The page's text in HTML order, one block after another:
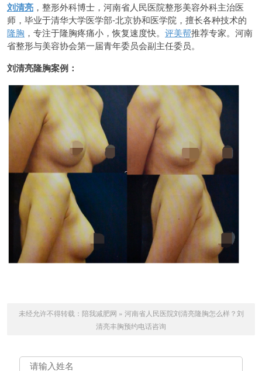
刘清亮 ，整形外科博士，河南省人民医院整形美容外科主治医
师，毕业于清华大学医学部-北京协和医学院，擅长各种技术的
隆胸 ，专注于隆胸疼痛小，恢复速度快。 评美帮推荐专家。河南
省整形与美容协会第一届青年委员会副主任委员。
刘清亮隆胸案例：
未经允许不得转载： 陪我减肥网 » 河南省人民医院刘清亮隆胸怎么样？刘
清亮丰胸预约电话咨询